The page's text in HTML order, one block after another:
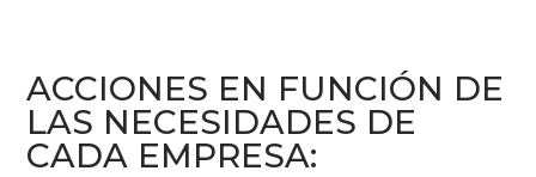
ACCIONES EN FUNCIÓN DE
LAS NECESIDADES DE
CADA EMPRESA: